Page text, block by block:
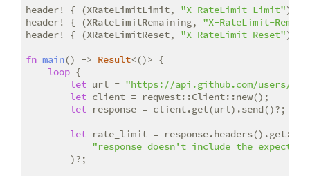
header! { (XRateLimitLimit, "X-RateLimit-Limit")
header! { (XRateLimitRemaining, "X-RateLimit-
header! { (XRateLimitReset, "X-RateLimit-Reset")
fn main() -> Result<()> {
loop {
let url = "https://api.github.com/users/
let client = reqwest::Client::new();
let response = client.get(url).send()?;
let rate_limit =
"response doesn't include the expected
        )?;